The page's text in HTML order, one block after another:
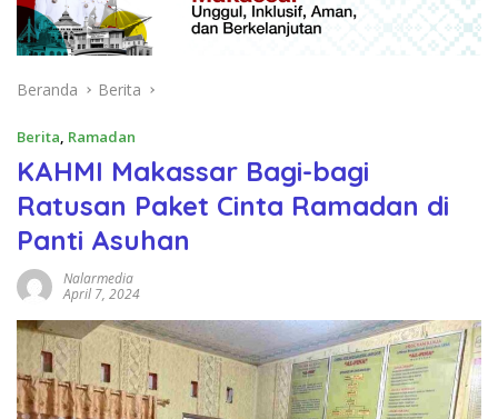
Beranda Berita
Berita, Ramadan
KAHMI Makassar Bagi-bagi
Ratusan Paket Cinta Ramadan di
Panti Asuhan
Nalarmedia
April 7, 2024